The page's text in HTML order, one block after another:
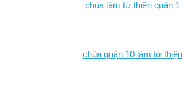
chùa làm từ thiện quận 1
chùa quận 10 làm từ thiện